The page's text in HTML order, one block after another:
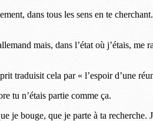
dans tous les sens en te
mais, dans l’état où j’étais, me
traduisit cela par « l’espoir d’une
tu n’étais partie comme ça.
je bouge, que je parte à ta recherche.